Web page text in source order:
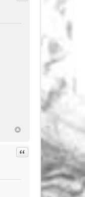
Citation